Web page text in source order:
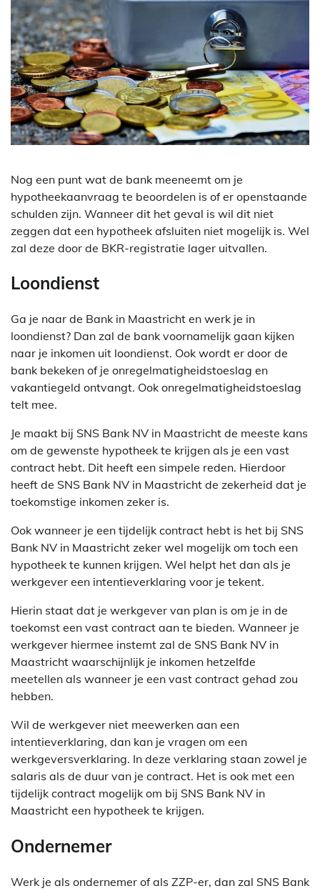
Nog een punt wat de bank meeneemt om je
hypotheekaanvraag te beoordelen is of er openstaande
schulden zijn. Wanneer dit het geval is wil dit niet
zeggen dat een hypotheek afsluiten niet mogelijk is. Wel
zal deze door de BKR-registratie lager uitvallen.
Loondienst
Ga je naar de Bank in Maastricht en werk je in
loondienst? Dan zal de bank voornamelijk gaan kijken
naar je inkomen uit loondienst. Ook wordt er door de
bank bekeken of je onregelmatigheidstoeslag en
vakantiegeld ontvangt. Ook onregelmatigheidstoeslag
telt mee.
Je maakt bij SNS Bank NV in Maastricht de meeste kans
om de gewenste hypotheek te krijgen als je een vast
contract hebt. Dit heeft een simpele reden. Hierdoor
heeft de SNS Bank NV in Maastricht de zekerheid dat je
toekomstige inkomen zeker is.
Ook wanneer je een tijdelijk contract hebt is het bij SNS
Bank NV in Maastricht zeker wel mogelijk om toch een
hypotheek te kunnen krijgen. Wel helpt het dan als je
werkgever een intentieverklaring voor je tekent.
Hierin staat dat je werkgever van plan is om je in de
toekomst een vast contract aan te bieden. Wanneer je
werkgever hiermee instemt zal de SNS Bank NV in
Maastricht waarschijnlijk je inkomen hetzelfde
meetellen als wanneer je een vast contract gehad zou
hebben.
Wil de werkgever niet meewerken aan een
intentieverklaring, dan kan je vragen om een
werkgeversverklaring. In deze verklaring staan zowel je
salaris als de duur van je contract. Het is ook met een
tijdelijk contract mogelijk om bij SNS Bank NV in
Maastricht een hypotheek te krijgen.
Ondernemer
Werk je als ondernemer of als ZZP-er, dan zal SNS Bank